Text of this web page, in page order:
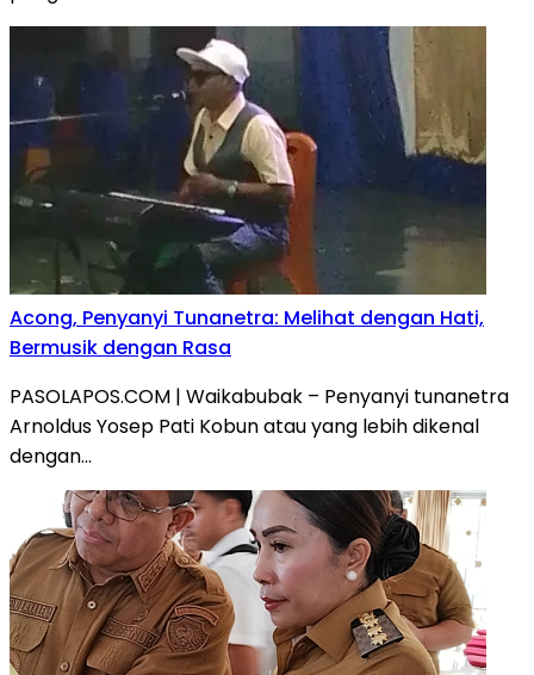
Acong, Penyanyi Tunanetra: Melihat dengan Hati,
Bermusik dengan Rasa
PASOLAPOS.COM | Waikabubak – Penyanyi tunanetra
Arnoldus Yosep Pati Kobun atau yang lebih dikenal
dengan…